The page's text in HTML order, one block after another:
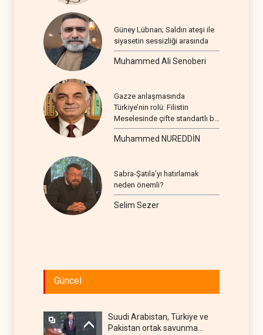
Güney Lübnan; Saldırı ateşi ile
siyasetin sessizliği arasında
Muhammed Ali Senoberi
Gazze anlaşmasında
Türkiye’nin rolü: Filistin
Meselesinde çifte standartlı bir
seyir
Muhammed NUREDDİN
Sabra-Şatila’yı hatırlamak
neden önemli?
Selim Sezer
Güncel
Suudi Arabistan, Türkiye ve
Pakistan ortak savunma